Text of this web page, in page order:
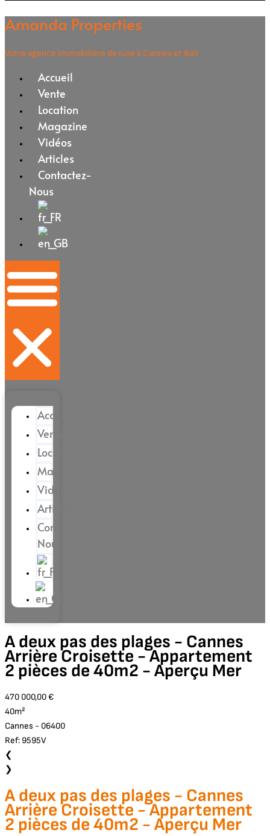
Amanda Properties
Votre agence immobilière de luxe à Cannes et Bali
Accueil
Vente
Location
Magazine
Vidéos
Articles
Contactez-
Nous
Accueil
Vente
Location
Magazine
Vidéos
Articles
Contactez-
Nous
A deux pas des plages - Cannes
Arrière Croisette - Appartement
2 pièces de 40m2 - Aperçu Mer
470 000,00 €
40m²
Cannes - 06400
Ref: 9595V
❮
❯
A deux pas des plages - Cannes
Arrière Croisette - Appartement
2 pièces de 40m2 - Aperçu Mer